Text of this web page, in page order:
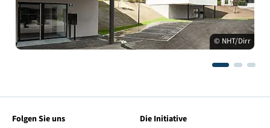
© NHT/Dirr
Folgen Sie uns
Die Initiative